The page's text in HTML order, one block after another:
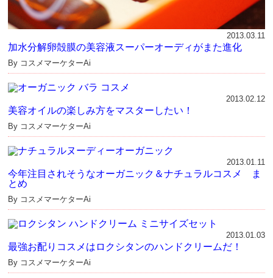
2013.03.11
加水分解卵殻膜の美容液スーパーオーディがまた進化
By コスメマーケターAi
2013.02.12
美容オイルの楽しみ方をマスターしたい！
By コスメマーケターAi
2013.01.11
今年注目されそうなオーガニック＆ナチュラルコスメ ま
とめ
By コスメマーケターAi
2013.01.03
最強お配りコスメはロクシタンのハンドクリームだ！
By コスメマーケターAi